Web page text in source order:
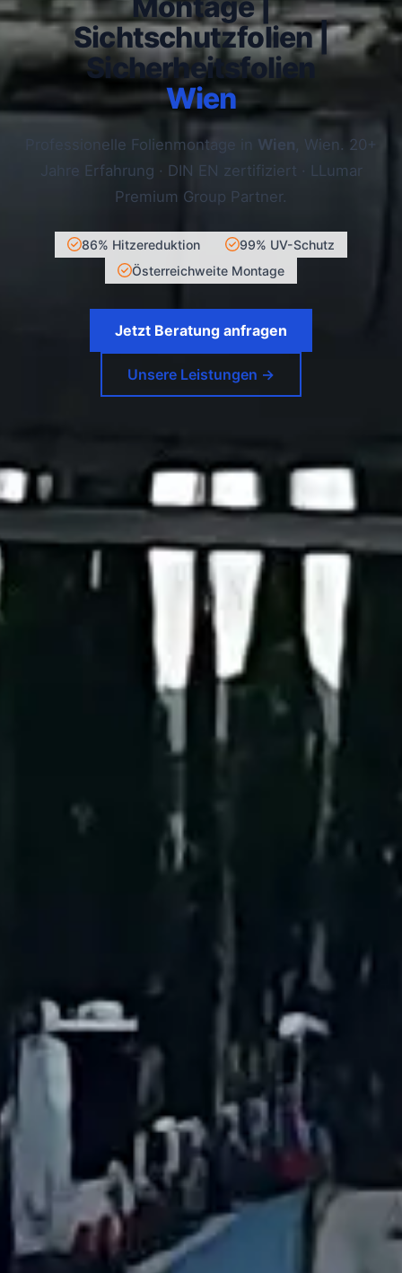
Sichtschutzfolien |
Sicherheitsfolien
Wien
Professionelle Folienmontage in Wien , Wien. 20+
Jahre Erfahrung · DIN EN zertifiziert · LLumar
Premium Group Partner.
86% Hitzereduktion
99% UV-Schutz
Österreichweite Montage
Jetzt Beratung anfragen
Unsere Leistungen →